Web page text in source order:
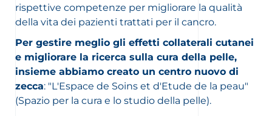
rispettive competenze per migliorare la qualità
della vita dei pazienti trattati per il cancro.
Per gestire meglio gli effetti collaterali cutanei
e migliorare la ricerca sulla cura della pelle,
insieme abbiamo creato un centro nuovo di
zecca: "L'Espace de Soins et d'Etude de la peau"
(Spazio per la cura e lo studio della pelle).